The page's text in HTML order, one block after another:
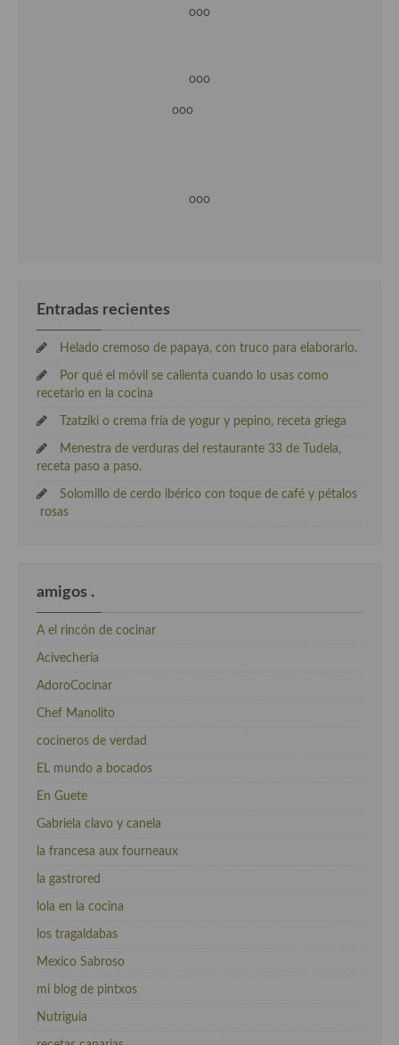
ooo
ooo
ooo
ooo
Entradas recientes
Helado cremoso de papaya, con truco para elaborarlo.
Por qué el móvil se calienta cuando lo usas como
recetario en la cocina
Tzatziki o crema fría de yogur y pepino, receta griega
Menestra de verduras del restaurante 33 de Tudela,
receta paso a paso.
Solomillo de cerdo ibérico con toque de café y pétalos
rosas
amigos .
A el rincón de cocinar
Acivecheria
AdoroCocinar
Chef Manolito
cocineros de verdad
EL mundo a bocados
En Guete
Gabriela clavo y canela
la francesa aux fourneaux
la gastrored
lola en la cocina
los tragaldabas
Mexico Sabroso
mi blog de pintxos
Nutriguia